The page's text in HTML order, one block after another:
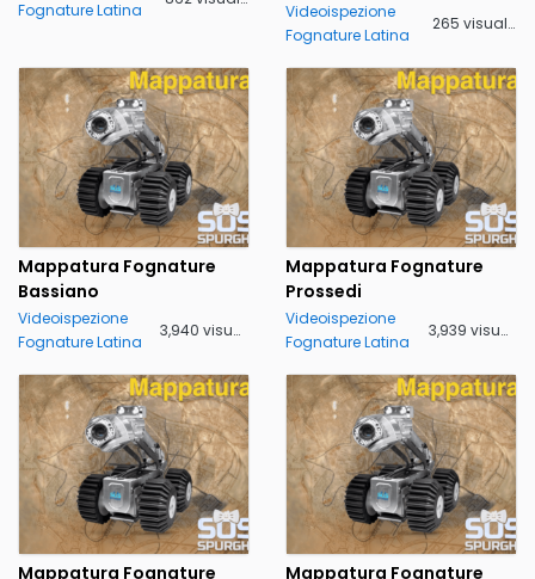
Fognature Latina
Videoispezione
Fognature Latina
265 visualizzazioni
Mappatura Fognature
Bassiano
Videoispezione
Fognature Latina
3,940 visualizzazioni
Mappatura Fognature
Prossedi
Videoispezione
Fognature Latina
3,939 visualizzazioni
Mappatura Fognature
Mappatura Fognature